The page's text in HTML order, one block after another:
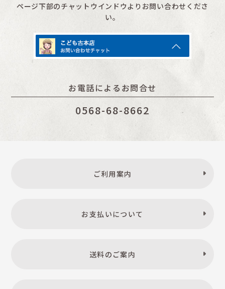
ページ下部のチャットウインドウよりお問い合わせくださ
い。
お電話によるお問合せ
0568-68-8662
ご利用案内
お支払いについて
送料のご案内